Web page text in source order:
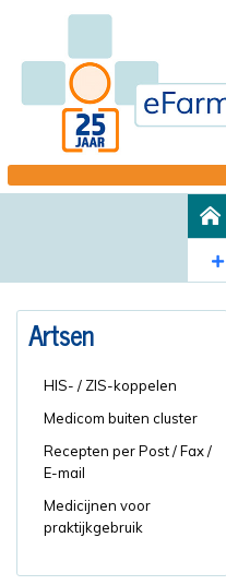
Artsen
HIS- / ZIS-koppelen
Medicom buiten cluster
Recepten per Post / Fax /
E-mail
Medicijnen voor
praktijkgebruik